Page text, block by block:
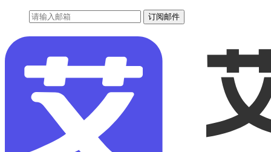
订阅邮件